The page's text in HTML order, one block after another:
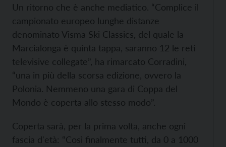
Un ritorno che è anche mediatico. “Complice il
campionato europeo lunghe distanze
denominato Visma Ski Classics, del quale la
Marcialonga è quinta tappa, saranno 12 le reti
televisive collegate”, ha rimarcato Corradini,
“una in più della scorsa edizione, ovvero la
Polonia. Nemmeno una gara di Coppa del
Mondo è coperta allo stesso modo”.
Coperta sarà, per la prima volta, anche ogni
fascia d'età: “Così finalmente tutti, da 0 a 1000